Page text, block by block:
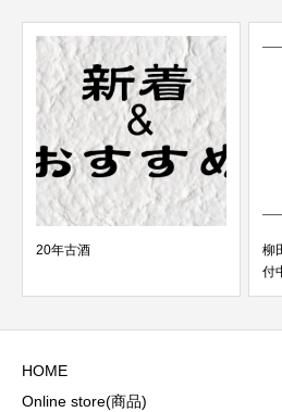
柳田酒造さん”霞千本桜”予約受
HOME
Online store(商品)